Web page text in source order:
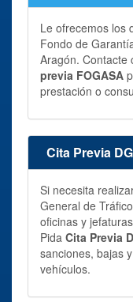
Le ofrecemos los
Fondo de
Aragón. Contacte
previa FOGASA
prestación o
Cita Previa
Si necesita
General de
oficinas y
Pida Cita Previa
sanciones, bajas
vehículos.